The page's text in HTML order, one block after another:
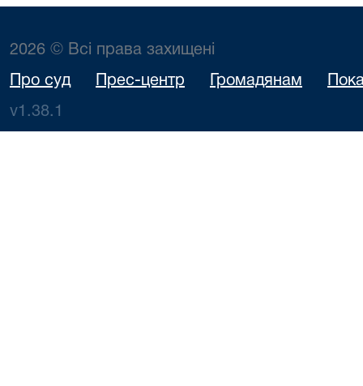
2026 © Всі права захищені
Про суд Прес-центр Громадянам
v1.38.1